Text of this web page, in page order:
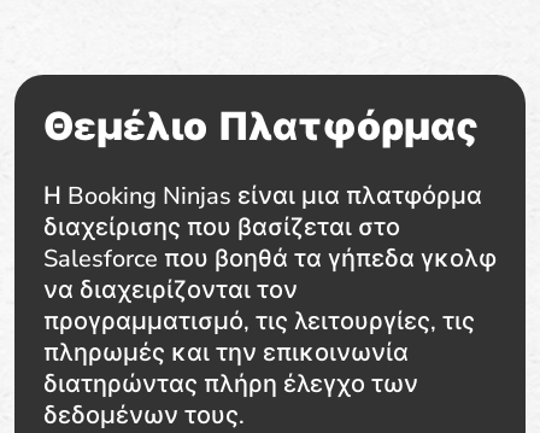
Θεμέλιο Πλατφόρμας
Η Booking Ninjas είναι μια πλατφόρμα
διαχείρισης που βασίζεται στο
Salesforce που βοηθά τα γήπεδα γκολφ
να διαχειρίζονται τον
προγραμματισμό, τις λειτουργίες, τις
πληρωμές και την επικοινωνία
διατηρώντας πλήρη έλεγχο των
δεδομένων τους.